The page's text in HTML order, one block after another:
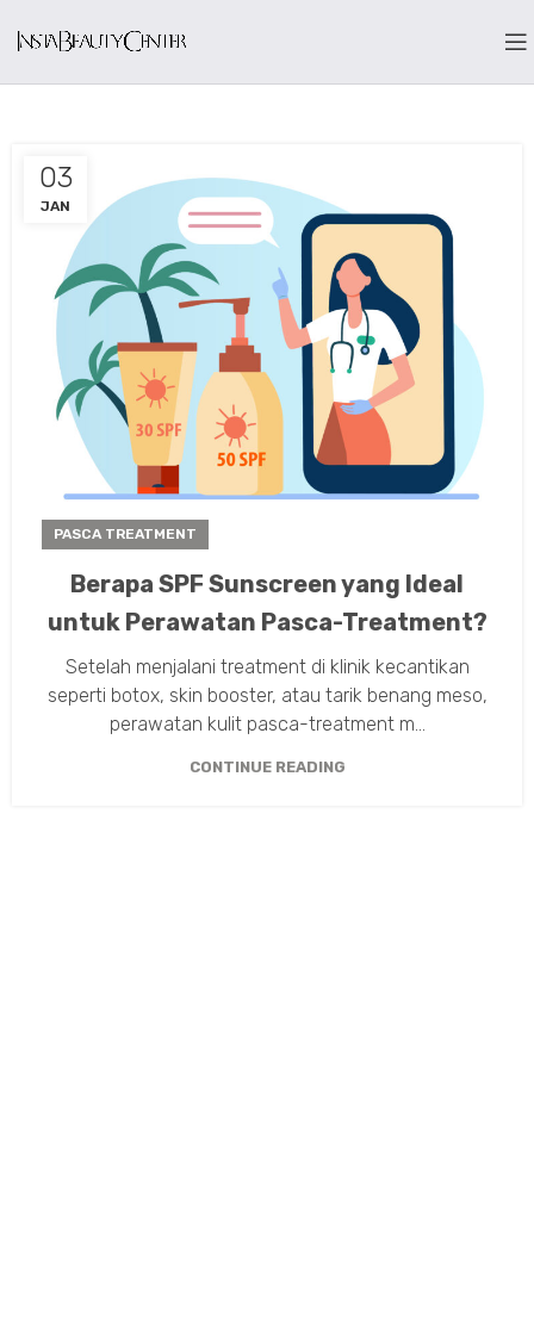
03
JAN
PASCA TREATMENT
Berapa SPF Sunscreen yang Ideal
untuk Perawatan Pasca-Treatment?
Setelah menjalani treatment di klinik kecantikan
seperti botox, skin booster, atau tarik benang meso,
perawatan kulit pasca-treatment m...
CONTINUE READING